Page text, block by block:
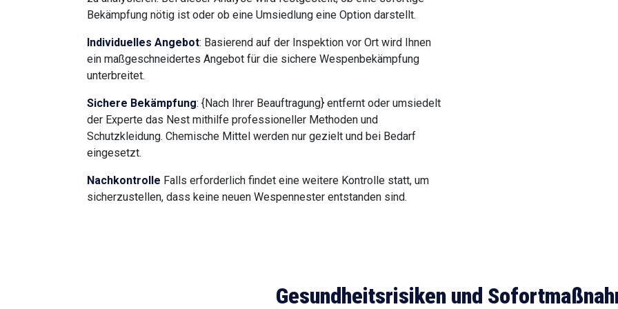
Bekämpfung nötig ist oder ob eine Umsiedlung eine Option darstellt.
Individuelles Angebot: Basierend auf der Inspektion vor Ort wird Ihnen
ein maßgeschneidertes Angebot für die sichere Wespenbekämpfung
unterbreitet.
Sichere Bekämpfung: {Nach Ihrer Beauftragung} entfernt oder umsiedelt
der Experte das Nest mithilfe professioneller Methoden und
Schutzkleidung. Chemische Mittel werden nur gezielt und bei Bedarf
eingesetzt.
Nachkontrolle Falls erforderlich findet eine weitere Kontrolle statt, um
sicherzustellen, dass keine neuen Wespennester entstanden sind.
Gesundheitsrisiken und